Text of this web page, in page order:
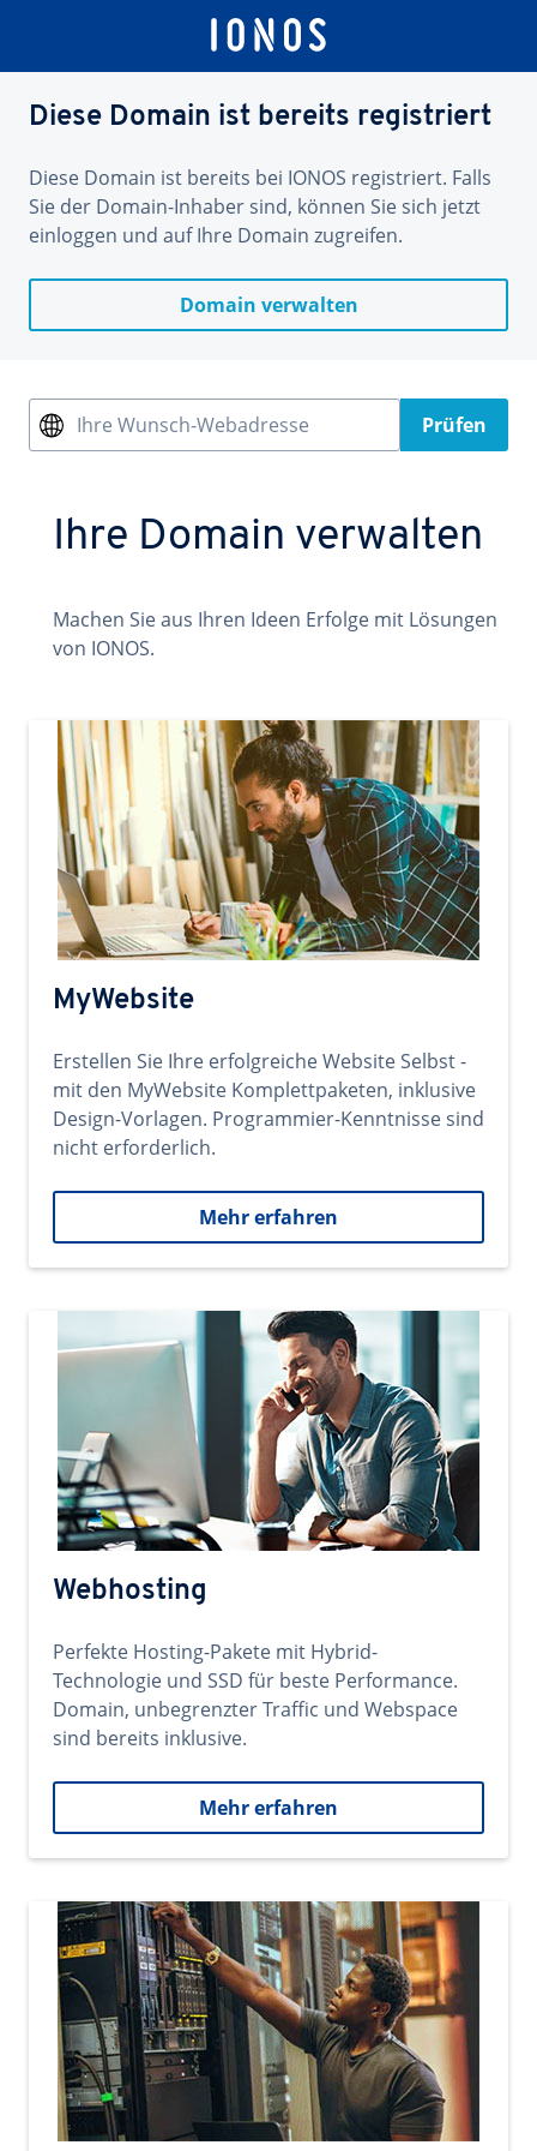
Diese Domain ist bereits registriert
Diese Domain ist bereits bei IONOS registriert. Falls
Sie der Domain-Inhaber sind, können Sie sich jetzt
einloggen und auf Ihre Domain zugreifen.
Domain verwalten
Ihre Wunsch-Webadresse Prüfen
Ihre Domain verwalten
Machen Sie aus Ihren Ideen Erfolge mit Lösungen
von IONOS.
MyWebsite
Erstellen Sie Ihre erfolgreiche Website Selbst -
mit den MyWebsite Komplettpaketen, inklusive
Design-Vorlagen. Programmier-Kenntnisse sind
nicht erforderlich.
Mehr erfahren
Webhosting
Perfekte Hosting-Pakete mit Hybrid-
Technologie und SSD für beste Performance.
Domain, unbegrenzter Traffic und Webspace
sind bereits inklusive.
Mehr erfahren